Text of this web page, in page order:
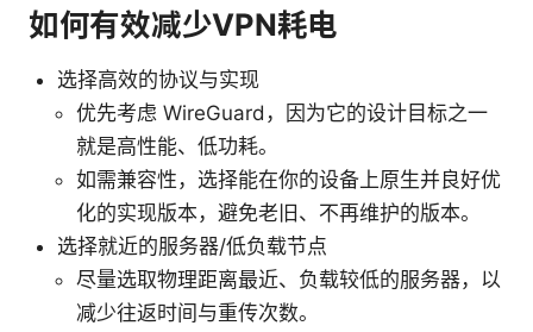
如何有效减少VPN耗电
选择高效的协议与实现
优先考虑 WireGuard，因为它的设计目标之一
就是高性能、低功耗。
如需兼容性，选择能在你的设备上原生并良好优
化的实现版本，避免老旧、不再维护的版本。
选择就近的服务器/低负载节点
尽量选取物理距离最近、负载较低的服务器，以
减少往返时间与重传次数。